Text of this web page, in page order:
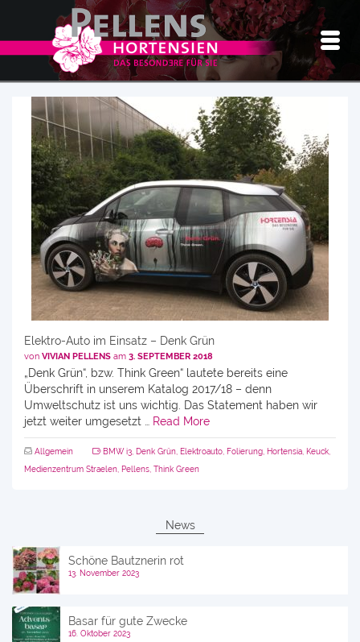
Elektro-Auto im Einsatz – Denk Grün
von VIVIAN PELLENS am 3. SEPTEMBER 2018
„Denk Grün“, bzw. Think Green“ lautete bereits eine
Überschrift in unserem Katalog 2017/18 – denn
Umweltschutz ist uns wichtig. Das Statement haben wir
jetzt weiter umgesetzt …
Read More
Allgemein BMW i3 Denk Grün Elektroauto Folierung Hortensia Keuck
Medienzentrum Straelen Pellens Think Green
News
Schöne Bautznerin rot
13. November 2023
Basar für gute Zwecke
16. Oktober 2023